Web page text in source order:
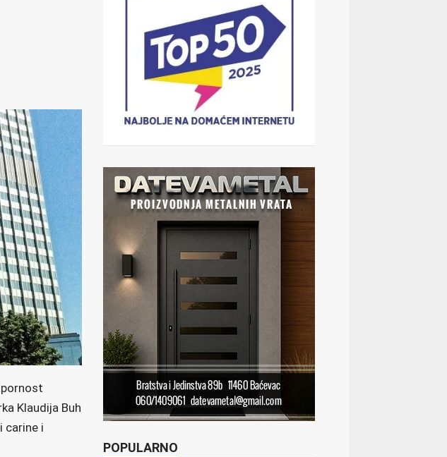
Klaudija Buh
carine i
POPULARNO